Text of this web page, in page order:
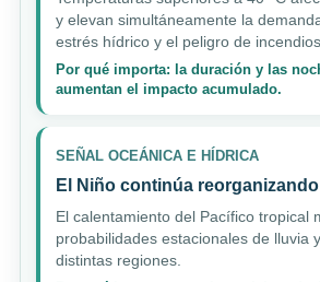
y elevan simultáneamente la
estrés hídrico y el peligro de
Por qué importa: la duración y las
aumentan el impacto acumulado.
SEÑAL OCEÁNICA E HÍDRICA
El Niño continúa
El calentamiento del Pacífico tropical
probabilidades estacionales de lluvia
distintas regiones.